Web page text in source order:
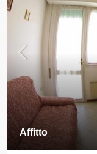
Affitto